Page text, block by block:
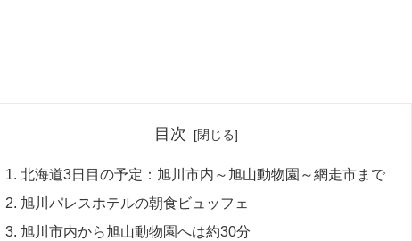
目次
北海道3日目の予定：旭川市内～旭山動物園～網走市まで
旭川パレスホテルの朝食ビュッフェ
旭川市内から旭山動物園へは約30分